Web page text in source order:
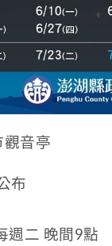
音亭
布
週二 晚間9點